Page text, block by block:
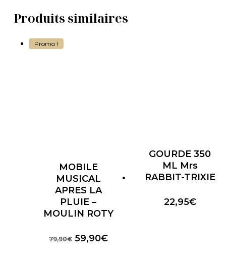
Produits similaires
Promo !
MOBILE
MUSICAL
APRES LA
PLUIE –
MOULIN ROTY
79,90€ Le
59,90€Le
GOURDE 350
ML Mrs
RABBIT-TRIXIE
22,95€